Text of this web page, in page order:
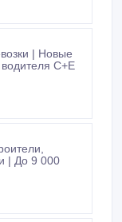
| Новые
C+E
| До 9 000